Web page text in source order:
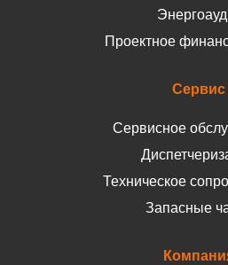
Проектное
Сервис
Сервисное
Техническое
Запасные